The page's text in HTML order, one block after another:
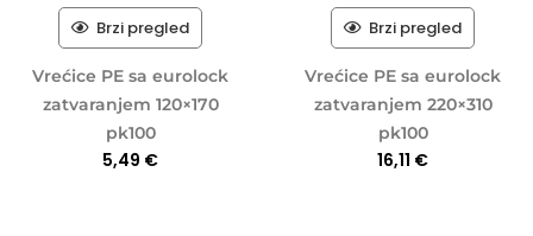
Brzi pregled
Vrećice PE sa eurolock
zatvaranjem 120×170
pk100
5,49 €
Brzi pregled
Vrećice PE sa eurolock
zatvaranjem 220×310
pk100
16,11 €